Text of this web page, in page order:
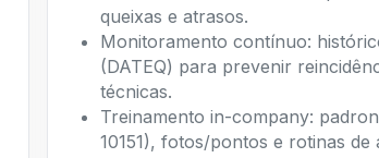
Monitoramento contínuo:
(DATEQ) para prevenir
técnicas.
Treinamento in-company:
10151), fotos/pontos e rotinas de
a notificações.